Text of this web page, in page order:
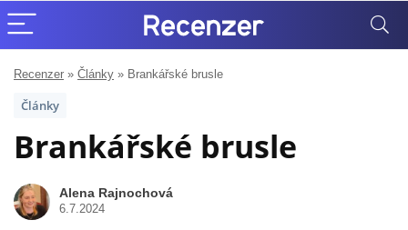
Recenzer » Články » Brankářské brusle
Články
Brankářské brusle
Alena Rajnochová
6.7.2024